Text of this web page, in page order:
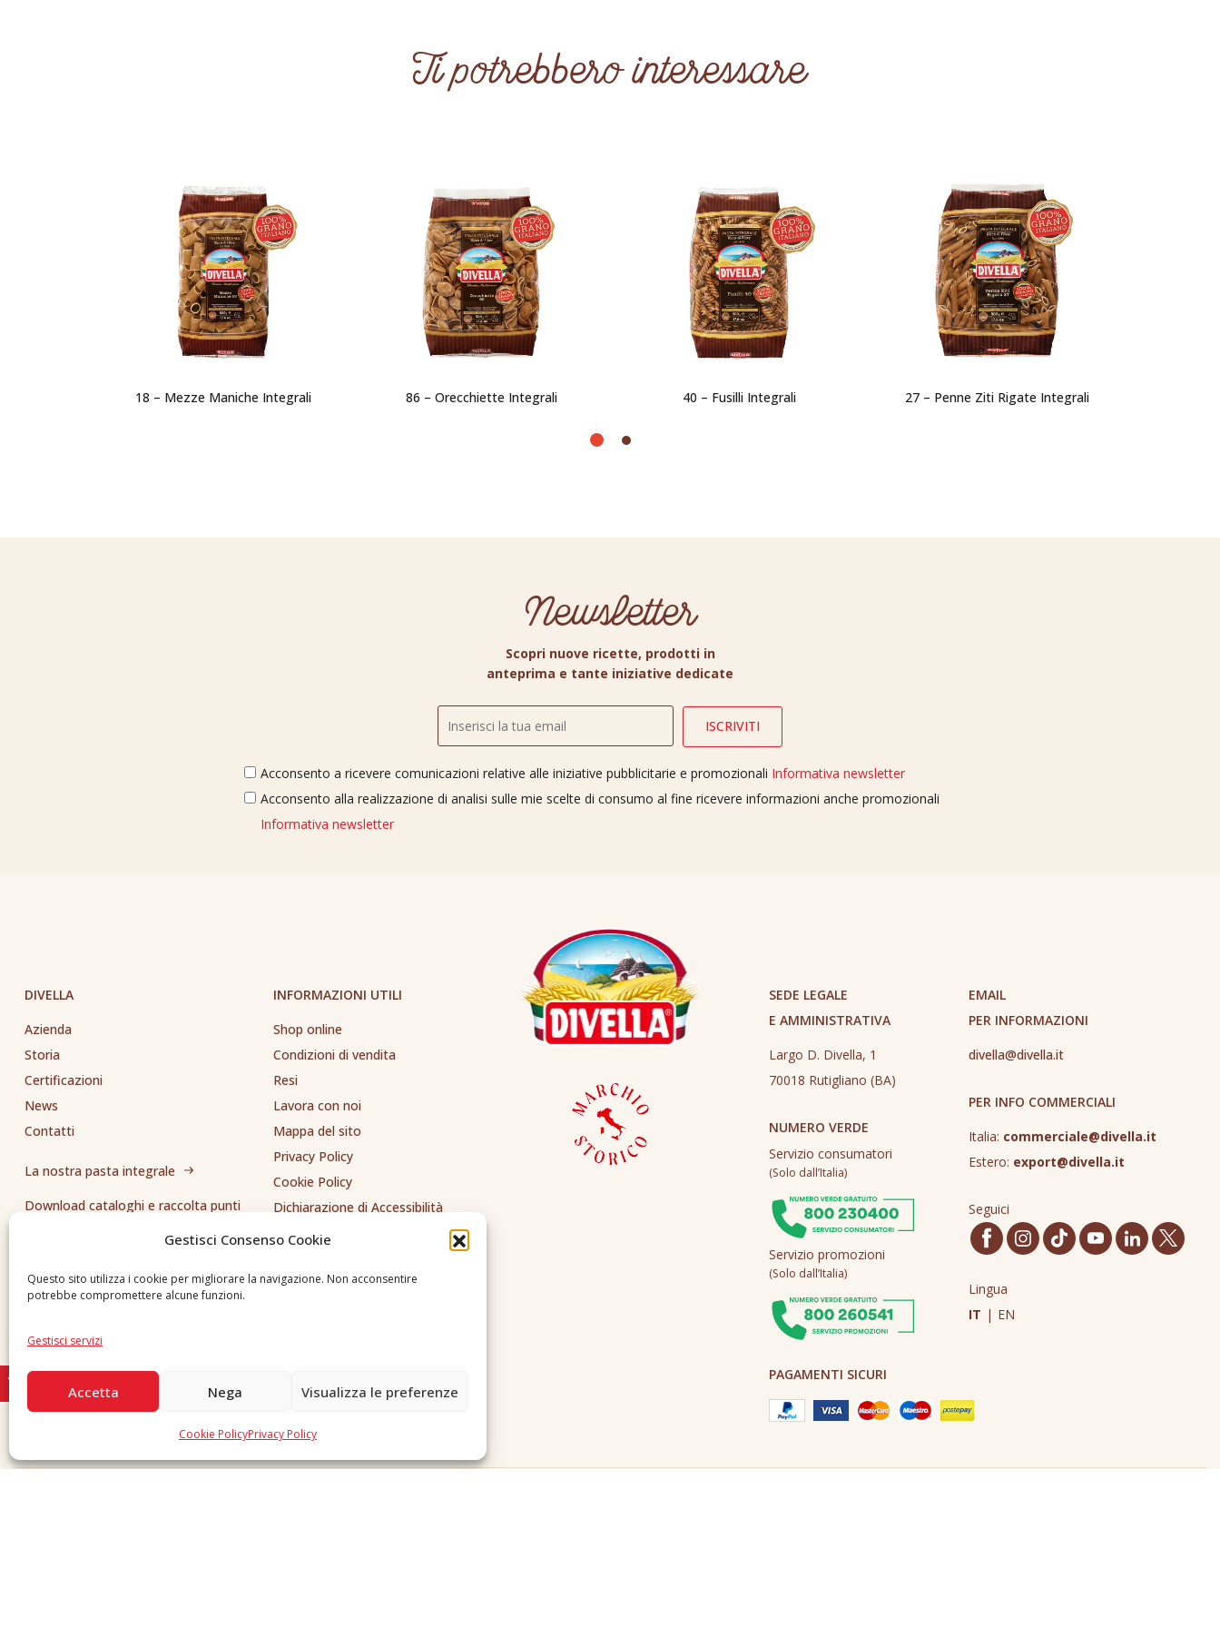
Gestisci Consenso Cookie
Questo sito utilizza i cookie per migliorare la navigazione. Non acconsentire
potrebbe compromettere alcune funzioni.
Gestisci servizi
Accetta Nega Visualizza le preferenze
Cookie PolicyPrivacy Policy
Ti potrebbero interessare
18 – Mezze Maniche Integrali 86 – Orecchiette Integrali 40 – Fusilli Integrali 27 – Penne Ziti Rigate Integrali
Newsletter
Scopri nuove ricette, prodotti in
anteprima e tante iniziative dedicate
Acconsento a ricevere comunicazioni relative alle iniziative pubblicitarie e promozionali Informativa newsletter
Acconsento alla realizzazione di analisi sulle mie scelte di consumo al fine ricevere informazioni anche promozionali
Informativa newsletter
DIVELLA
Azienda
Storia
Certificazioni
News
Contatti
La nostra pasta integrale
Download cataloghi e raccolta punti
INFORMAZIONI UTILI
Shop online
Condizioni di vendita
Resi
Lavora con noi
Mappa del sito
Privacy Policy
Cookie Policy
Dichiarazione di Accessibilità
Whistleblowing
SEDE LEGALE
E AMMINISTRATIVA
Largo D. Divella, 1
70018 Rutigliano (BA)
NUMERO VERDE
Servizio consumatori
(Solo dall’Italia)
Servizio promozioni
(Solo dall’Italia)
EMAIL
PER INFORMAZIONI
divella@divella.it
PER INFO COMMERCIALI
Italia: commerciale@divella.it
Estero: export@divella.it
Seguici
Lingua
IT | EN
PAGAMENTI SICURI